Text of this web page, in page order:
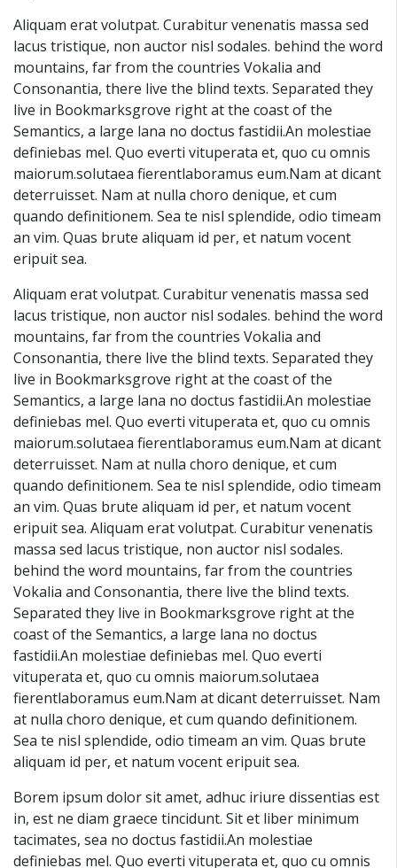
Aliquam erat volutpat. Curabitur venenatis massa sed
lacus tristique, non auctor nisl sodales. behind the word
mountains, far from the countries Vokalia and
Consonantia, there live the blind texts. Separated they
live in Bookmarksgrove right at the coast of the
Semantics, a large lana no doctus fastidii.An molestiae
definiebas mel. Quo everti vituperata et, quo cu omnis
maiorum.solutaea fierentlaboramus eum.Nam at dicant
deterruisset. Nam at nulla choro denique, et cum
quando definitionem. Sea te nisl splendide, odio timeam
an vim. Quas brute aliquam id per, et natum vocent
eripuit sea.
Aliquam erat volutpat. Curabitur venenatis massa sed
lacus tristique, non auctor nisl sodales. behind the word
mountains, far from the countries Vokalia and
Consonantia, there live the blind texts. Separated they
live in Bookmarksgrove right at the coast of the
Semantics, a large lana no doctus fastidii.An molestiae
definiebas mel. Quo everti vituperata et, quo cu omnis
maiorum.solutaea fierentlaboramus eum.Nam at dicant
deterruisset. Nam at nulla choro denique, et cum
quando definitionem. Sea te nisl splendide, odio timeam
an vim. Quas brute aliquam id per, et natum vocent
eripuit sea. Aliquam erat volutpat. Curabitur venenatis
massa sed lacus tristique, non auctor nisl sodales.
behind the word mountains, far from the countries
Vokalia and Consonantia, there live the blind texts.
Separated they live in Bookmarksgrove right at the
coast of the Semantics, a large lana no doctus
fastidii.An molestiae definiebas mel. Quo everti
vituperata et, quo cu omnis maiorum.solutaea
fierentlaboramus eum.Nam at dicant deterruisset. Nam
at nulla choro denique, et cum quando definitionem.
Sea te nisl splendide, odio timeam an vim. Quas brute
aliquam id per, et natum vocent eripuit sea.
Borem ipsum dolor sit amet, adhuc iriure dissentias est
in, est ne diam graece tincidunt. Sit et liber minimum
tacimates, sea no doctus fastidii.An molestiae
definiebas mel. Quo everti vituperata et, quo cu omnis